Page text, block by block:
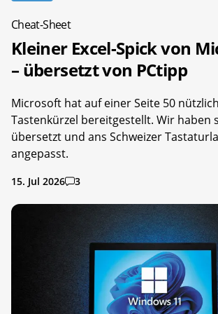
Cheat-Sheet
Kleiner Excel-Spick von
– übersetzt von PCtipp
Microsoft hat auf einer Seite 50
Tastenkürzel bereitgestellt. Wir haben
übersetzt und ans Schweizer
angepasst.
15. Jul 2026 3